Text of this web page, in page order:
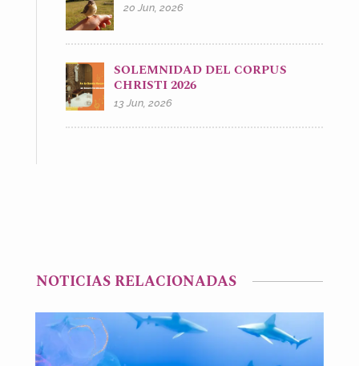
20 Jun, 2026
SOLEMNIDAD DEL CORPUS
CHRISTI 2026
13 Jun, 2026
NOTICIAS RELACIONADAS